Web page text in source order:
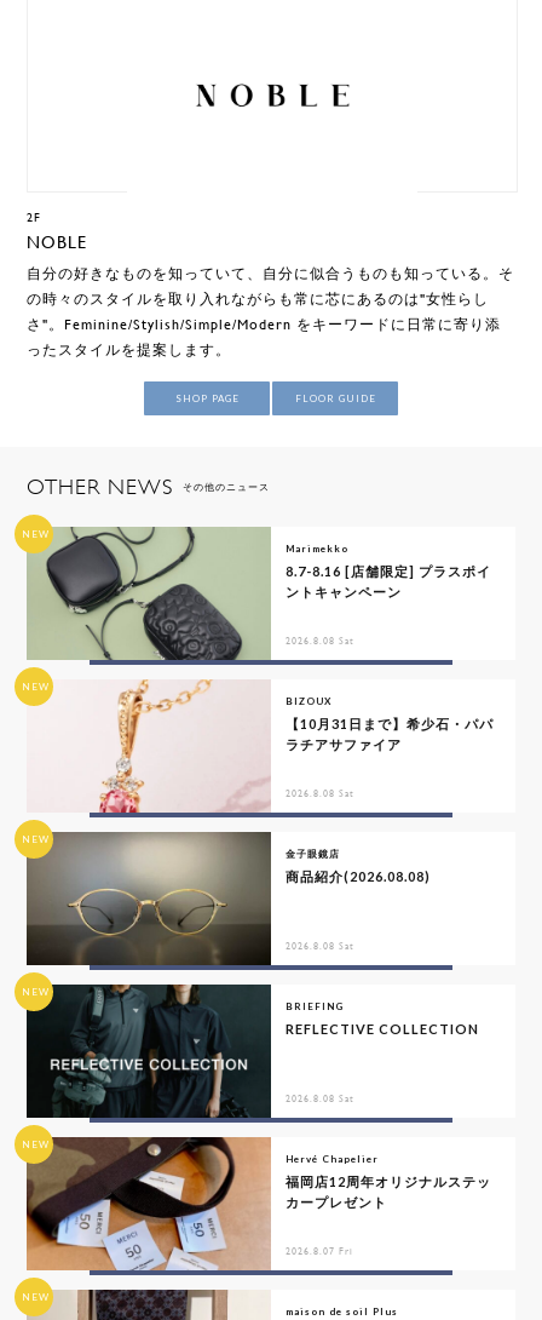
2F
NOBLE
自分の好きなものを知っていて、自分に似合うものも知っている。そ
の時々のスタイルを取り入れながらも常に芯にあるのは"女性らし
さ"。Feminine/Stylish/Simple/Modern をキーワードに日常に寄り添
ったスタイルを提案します。
SHOP PAGE FLOOR GUIDE
OTHER NEWS その他のニュース
NEW
Marimekko
8.7-8.16 [店舗限定] プラスポイ
ントキャンペーン
2026.8.08 Sat
NEW
BIZOUX
【10月31日まで】希少石・パパ
ラチアサファイア
2026.8.08 Sat
NEW
金子眼鏡店
商品紹介(2026.08.08)
2026.8.08 Sat
NEW
BRIEFING
REFLECTIVE COLLECTION
2026.8.08 Sat
NEW
Hervé Chapelier
福岡店12周年オリジナルステッ
カープレゼント
2026.8.07 Fri
NEW
maison de soil Plus